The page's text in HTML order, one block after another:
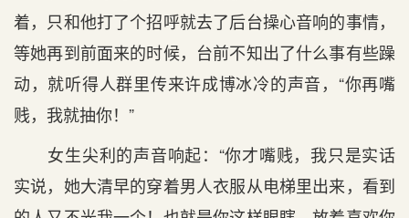
着，只和他打了个招呼就去了后台操心音响的事情，
等她再到前面来的时候，台前不知出了什么事有些躁
动，就听得人群里传来许成博冰冷的声音，“你再嘴
贱，我就抽你！”
女生尖利的声音响起：“你才嘴贱，我只是实话
实说，她大清早的穿着男人衣服从电梯里出来，看到